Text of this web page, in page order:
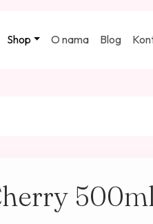
Shop O nama Blog
500ml